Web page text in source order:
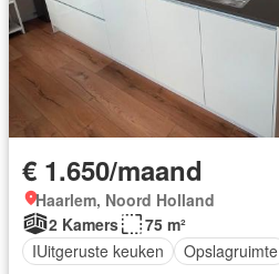
€ 1.650/maand
Haarlem, Noord Holland
2 Kamers
75 m²
IUitgeruste keuken
Opslagruimte